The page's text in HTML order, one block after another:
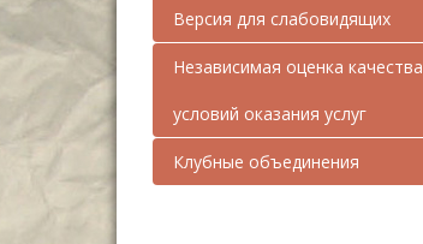
Версия для слабовидящих
Независимая оценка качества
условий оказания услуг
Клубные объединения